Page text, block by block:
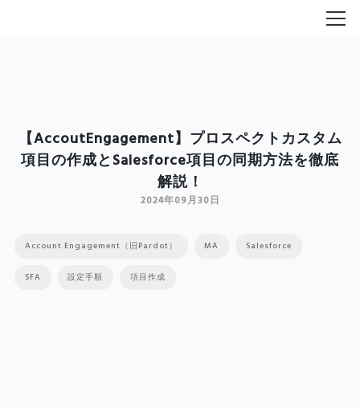
【AccoutEngagement】プロスペクトカスタム
項目の作成とSalesforce項目の同期方法を徹底
解説！
2024年09月30日
Account Engagement（旧Pardot） MA Salesforce
SFA 設定手順 項目作成